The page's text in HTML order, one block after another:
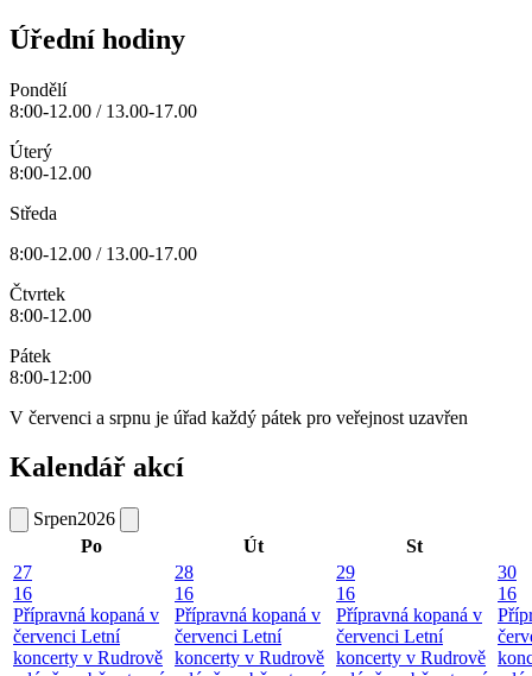
Úřední hodiny
Pondělí
8:00-12.00 / 13.00-17.00
Úterý
8:00-12.00
Středa
8:00-12.00 / 13.00-17.00
Čtvrtek
8:00-12.00
Pátek
8:00-12:00
V červenci a srpnu je úřad každý pátek pro veřejnost uzavřen
Kalendář akcí
Srpen2026
Po
Út
St
27
16
Přípravná kopaná v
červenci Letní
koncerty v Rudrově
28
16
Přípravná kopaná v
červenci Letní
koncerty v Rudrově
29
16
Přípravná kopaná v
červenci Letní
koncerty v Rudrově
30
16